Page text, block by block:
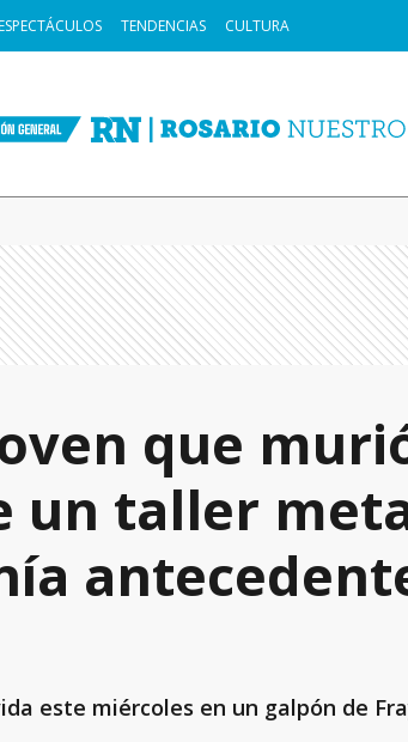
TENDENCIAS CULTURA
que
un taller
este miércoles en un galpón de